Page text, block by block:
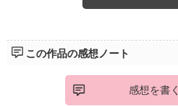
伝わってくる素敵な作品。
短編恋物語です。
この作品の感想ノート
感想を書く